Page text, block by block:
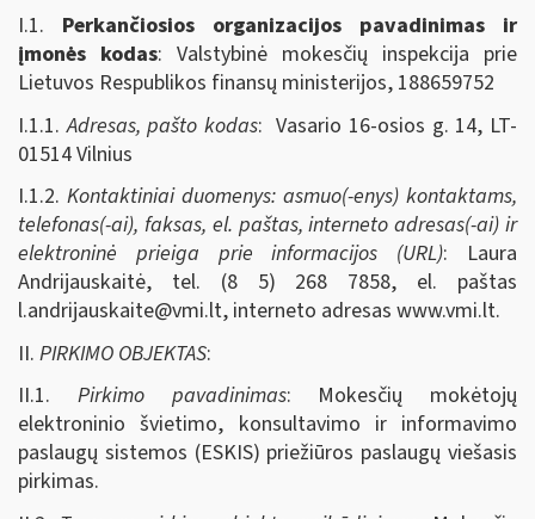
I.1. Perkančiosios organizacijos pavadinimas ir
įmonės kodas: Valstybinė mokesčių inspekcija prie
Lietuvos Respublikos finansų ministerijos, 188659752
I.1.1.Adresas, pašto kodas: Vasario 16-osios g. 14, LT-
01514 Vilnius
I.1.2. Kontaktiniai duomenys: asmuo(-enys) kontaktams,
telefonas(-ai), faksas, el. paštas, interneto adresas(-ai) ir
elektroninė prieiga prie informacijos (URL): Laura
Andrijauskaitė, tel. (8 5) 268 7858, el. paštas
l.andrijauskaite@vmi.lt, interneto adresas www.vmi.lt.
II. PIRKIMO OBJEKTAS:
II.1. Pirkimo pavadinimas: Mokesčių mokėtojų
elektroninio švietimo, konsultavimo ir informavimo
paslaugų sistemos (ESKIS) priežiūros paslaugų viešasis
pirkimas.